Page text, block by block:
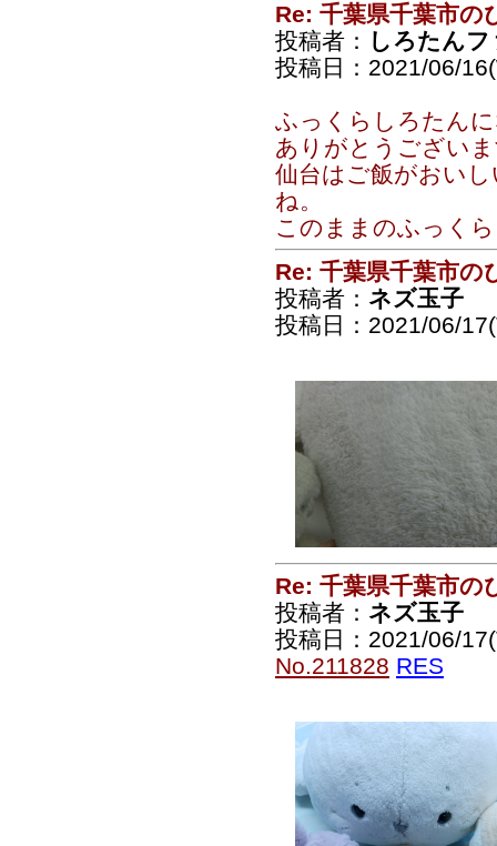
Re: 千葉県千葉市の
投稿者： しろたん
投稿日：2021/06/
ふっくらしろたん
ありがとうござい
仙台はご飯がおい
ね。
このままのふっく
Re: 千葉県千葉市の
投稿者： ネズ玉子
投稿日：2021/06/
Re: 千葉県千葉市の
投稿者： ネズ玉子
投稿日：2021/06/
No.211828 RES